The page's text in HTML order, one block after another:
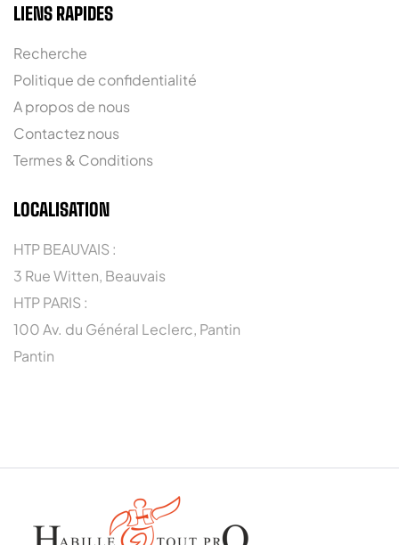
LIENS RAPIDES
Recherche
Politique de confidentialité
A propos de nous
Contactez nous
Termes & Conditions
LOCALISATION
HTP BEAUVAIS :
3 Rue Witten, Beauvais
HTP PARIS :
100 Av. du Général Leclerc, Pantin
Pantin